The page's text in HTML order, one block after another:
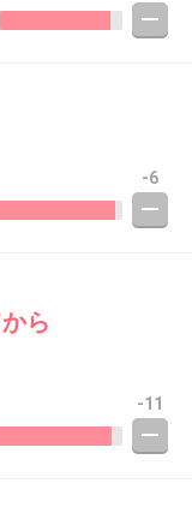
-6
ら
-11